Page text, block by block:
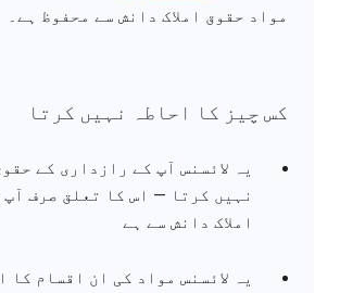
مواد حقوق املاک دانش سے محفوظ ہے۔
کس چیز کا احاطہ نہیں کرتا
یہ لائسنس آپ کے رازداری کے
نہیں کرتا — اس کا تعلق صرف آپ
املاک دانش سے ہے
یہ لائسنس مواد کی ان اقسام کا